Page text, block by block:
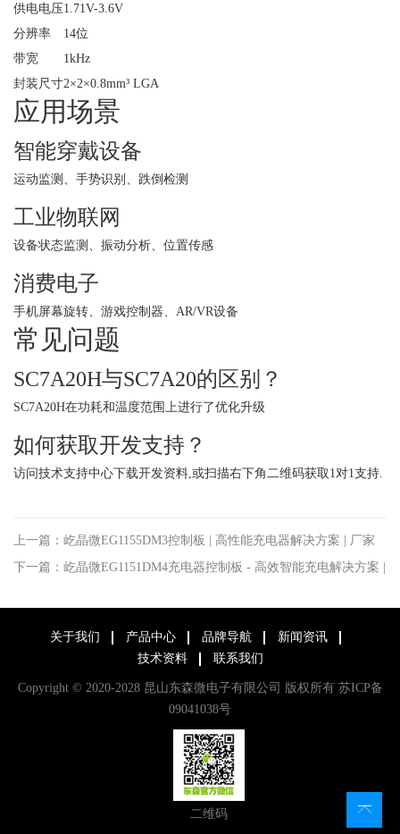
供电电压1.71V-3.6V
分辨率
14位
带宽
1kHz
封装尺寸2×2×0.8mm³ LGA
应用场景
智能穿戴设备
运动监测、手势识别、跌倒检测
工业物联网
设备状态监测、振动分析、位置传感
消费电子
手机屏幕旋转、游戏控制器、AR/VR设备
常见问题
SC7A20H与SC7A20的区别？
SC7A20H在功耗和温度范围上进行了优化升级
如何获取开发支持？
访问技术支持中心下载开发资料,或扫描右下角二维码获取1对1支持.
上一篇：屹晶微EG1155DM3控制板 | 高性能充电器解决方案 | 厂家
直销
下一篇：屹晶微EG1151DM4充电器控制板 - 高效智能充电解决方案 |
关于我们 产品中心 品牌导航
新闻资讯
技术资料
联系我们
Copyright © 2020-2028 昆山东森微电子有限公司 版权所有苏ICP备
09041038号
二维码